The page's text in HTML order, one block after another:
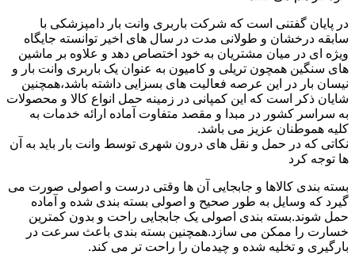
در پایان گفتنی است که شرکت باربری وانت بار دامپزشکی با
سابقه درخشان و طولانی مدت در سال های اخیر توانسته جایگاه
ویژه ای در میان مشتریان به خود اختصاص دهد و علاوه بر ماشین
های سنگین همچون تریلی و کامیون به عنوان یک باربری وانت بار و
نیسان بار در این عرصه فعالیت های بسزایی داشته باشد،همچنین
شایان ذکر است که این کمپانی در زمینه حمل انواع کالا و محصولات
به سراسر کشور در مبدا و مقصد متفاوت آماده ارائه خدمات به
کلیه هموطنان عزیز می باشد.
نکاتی که در حمل و نقل های درون شهری توسط وانت بار باید به آن
ها توجه کرد
بسته بندی کالاها و جابجایی آن ها وقتی درست و اصولی صورت می
گیرد که وسایل به طور صحیح و اصولی بسته بندی شده و آماده
حمل شوند.بسته بندی اصولی یک جابجایی راحت و بدون کمترین
خسارت را ممکن می سازد.همچنین بسته بندی باعث سرعت در
بارگیری و تخلیه شده و چیدمان را راحت تر می کند.